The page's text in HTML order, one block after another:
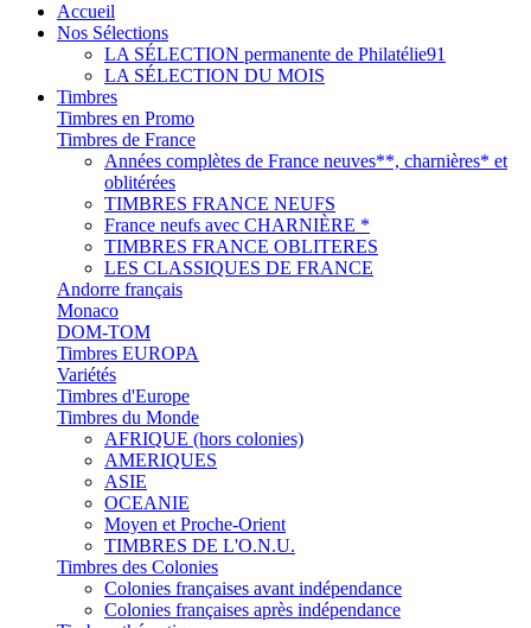
Accueil
Nos Sélections
LA SÉLECTION permanente de Philatélie91
LA SÉLECTION DU MOIS
Timbres
Timbres en Promo
Timbres de France
Années complètes de France neuves**, charnières* et
oblitérées
TIMBRES FRANCE NEUFS
France neufs avec CHARNIÈRE *
TIMBRES FRANCE OBLITERES
LES CLASSIQUES DE FRANCE
Andorre français
Monaco
DOM-TOM
Timbres EUROPA
Variétés
Timbres d'Europe
Timbres du Monde
AFRIQUE (hors colonies)
AMERIQUES
ASIE
OCEANIE
Moyen et Proche-Orient
TIMBRES DE L'O.N.U.
Timbres des Colonies
Colonies françaises avant indépendance
Colonies françaises après indépendance